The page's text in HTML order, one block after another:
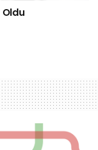
Oldu